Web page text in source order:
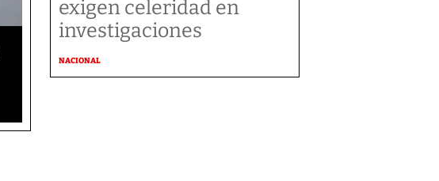
exigen celeridad en
investigaciones
NACIONAL